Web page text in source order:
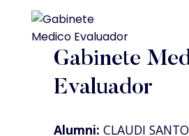
Gabinete
Evaluador
Alumni: CLAUDI